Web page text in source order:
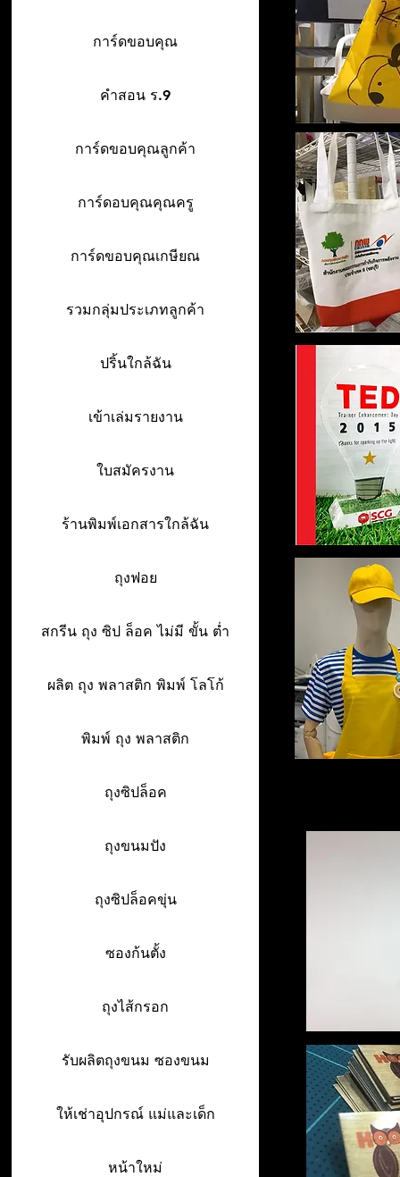
การ์ดขอบคุณ
คำสอน ร.9
การ์ดขอบคุณลูกค้า
การ์ดอบคุณคุณครู
การ์ดขอบคุณเกษียณ
รวมกลุ่มประเภทลูกค้า
ปริ้นใกล้ฉัน
เข้าเล่มรายงาน
ใบสมัครงาน
ร้านพิมพ์เอกสารใกล้ฉัน
ถุงฟอย
สกรีน ถุง ซิป ล็อค ไม่มี ขั้น ต่ำ
ผลิต ถุง พลาสติก พิมพ์ โลโก้
พิมพ์ ถุง พลาสติก
ถุงซิปล็อค
ถุงขนมปัง
ถุงซิปล็อคขุ่น
ซองก้นตั้ง
ถุงไส้กรอก
รับผลิตถุงขนม ซองขนม
ให้เช่าอุปกรณ์ แม่และเด็ก
หน้าใหม่